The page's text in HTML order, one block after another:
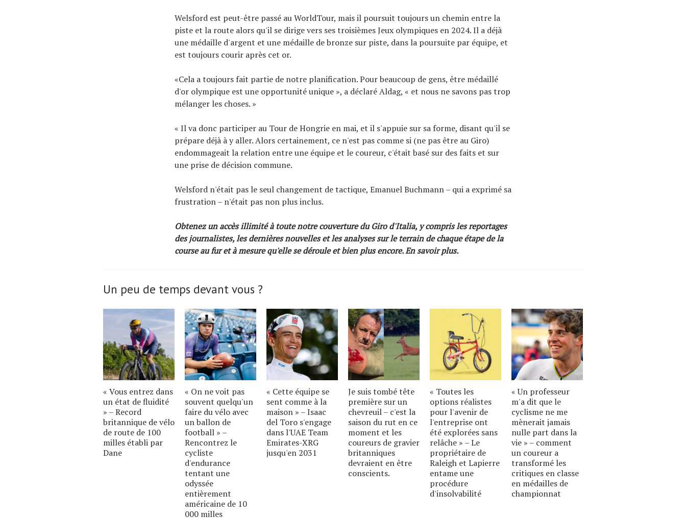
Welsford est peut-être passé au WorldTour, mais il poursuit toujours un chemin entre la
piste et la route alors qu'il se dirige vers ses troisièmes Jeux olympiques en 2024. Il a déjà
une médaille d'argent et une médaille de bronze sur piste, dans la poursuite par équipe, et
est toujours courir après cet or.
«Cela a toujours fait partie de notre planification. Pour beaucoup de gens, être médaillé
d'or olympique est une opportunité unique », a déclaré Aldag, « et nous ne savons pas trop
mélanger les choses. »
« Il va donc participer au Tour de Hongrie en mai, et il s'appuie sur sa forme, disant qu'il se
prépare déjà à y aller. Alors certainement, ce n'est pas comme si (ne pas être au Giro)
endommageait la relation entre une équipe et le coureur, c'était basé sur des faits et sur
une prise de décision commune.
Welsford n'était pas le seul changement de tactique, Emanuel Buchmann – qui a exprimé sa
frustration – n'était pas non plus inclus.
Obtenez un accès illimité à toute notre couverture du Giro d'Italia, y compris les reportages
des journalistes, les dernières nouvelles et les analyses sur le terrain de chaque étape de la
course au fur et à mesure qu'elle se déroule et bien plus encore.En savoir plus.
Un peu de temps devant vous ?
« Vous entrez dans
un état de fluidité
» – Record
britannique de vélo
de route de 100
milles établi par
Dane
« On ne voit pas
souvent quelqu'un
faire du vélo avec
un ballon de
football » –
Rencontrez le
cycliste
d'endurance
tentant une
odyssée
entièrement
américaine de 10
000 milles
« Cette équipe se
sent comme à la
maison » – Isaac
del Toro s'engage
dans l'UAE Team
Emirates-XRG
jusqu'en 2031
Je suis tombé tête
première sur un
chevreuil – c'est la
saison du rut en ce
moment et les
coureurs de gravier
britanniques
devraient en être
conscients.
« Toutes les
options réalistes
pour l'avenir de
l'entreprise ont
été explorées sans
relâche » – Le
propriétaire de
Raleigh et Lapierre
entame une
procédure
d'insolvabilité
« Un professeur
m'a dit que le
cyclisme ne me
mènerait jamais
nulle part dans la
vie » – comment
un coureur a
transformé les
critiques en classe
en médailles de
championnat